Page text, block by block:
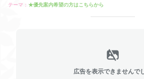
テーマ： ★優先案内希望の方はこちらから
広告を表示できませんで